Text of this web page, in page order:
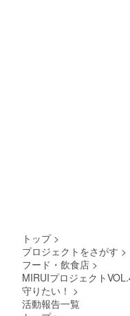
トップ >
プロジェクトをさがす >
フード・飲食店 >
MIRUIプロジェクト
守りたい！ >
活動報告一覧